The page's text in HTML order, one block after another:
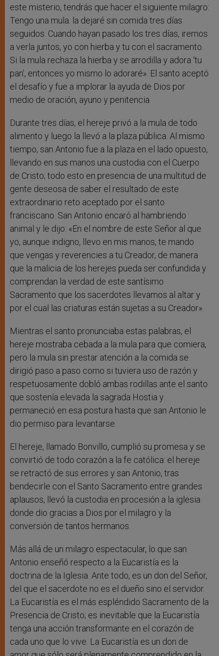
este misterio, tendrás que hacer el siguiente milagro:
Tengo una mula. la dejaré sin comida tres días
seguidos. Cuando hayan pasado los tres días, iremos
a verla juntos, yo con hierba y tu con el sacramento.
Si la mula rechaza la hierba y se arrodilla y adora ‘tu
pan’, entonces yo mismo lo adoraré». El santo aceptó
el desafío y fue a implorar la ayuda de Dios por
medio de oración, ayuno y penitencia.
Durante tres días, el hereje privó a la mula de todo
alimento y luego la llevó a la plaza pública. Al mismo
tiempo, san Antonio fue a la plaza en el lado opuesto,
llevando en sus manos una custodia con el Cuerpo
de Cristo; todo esto en presencia de una multitud de
gente deseosa de saber el resultado de este
extraordinario reto aceptado por el santo
franciscano. San Antonio encaró al hambriendo
animal y le dijo: «En el nombre de este Señor al que
yo, aunque indigno, llevo en mis manos, te mando
que vengas y reverencies a tu Creador, de manera
que la malicia de los herejes pueda ser confundida y
comprendan la verdad de este santísimo
Sacramento que los sacerdotes llevamos al altar y
por el cual las criaturas están sujetas a su Creador».
Mientras el santo pronunciaba estas palabras, el
hereje mostraba cebada a la mula para que comiera,
pero la mula sin prestar atención a la comida se
dirigió paso a paso como si tuviera uso de razón y
respetuosamente dobló ambas rodillas ante el santo
que sostenía elevada la sagrada Hostia y
permaneció en esa postura hasta que san Antonio le
dio permiso para levantarse.
El hereje, llamado Bonvillo, cumplió su promesa y se
convirtió de todo corazón a la fe católica: el hereje
se retractó de sus errores y san Antonio, tras
bendecirle con el Santo Sacramento entre grandes
aplausos, llevó la custodia en procesión a la iglesia
donde dio gracias a Dios por el milagro y la
conversión de tantos hermanos.
Más allá de un milagro espectacular, lo que san
Antonio enseñó respecto a la Eucaristía es la
doctrina de la Iglesia. Ante todo, es un don del Señor,
del que el sacerdote no es el dueño sino el servidor.
La Eucaristía es el más espléndido Sacramento de la
Presencia de Cristo; es inevitable que la Eucaristía
tenga una acción transformante en el corazón de
cada uno que lo vive. La Eucaristía es un don de